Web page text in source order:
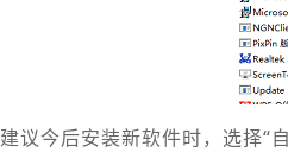
建议今后安装新软件时，选择“